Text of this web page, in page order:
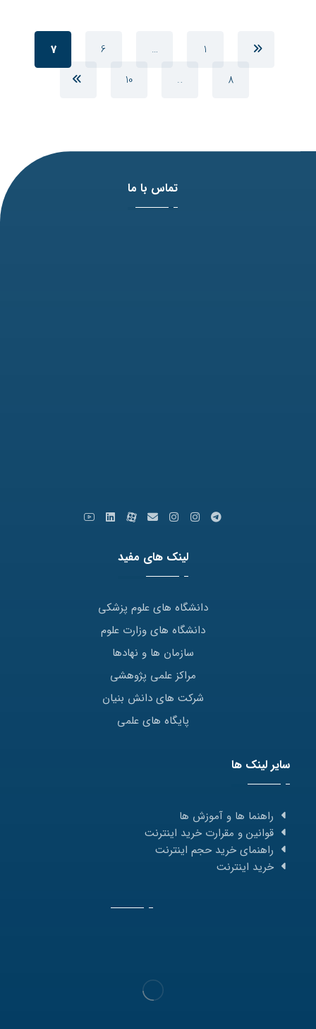
1
…
6
7
8
…
10
تماس با ما
لینک های مفید
دانشگاه های علوم پزشکی
دانشگاه های وزارت علوم
سازمان ها و نهادها
مراکز علمی پژوهشی
شرکت های دانش بنیان
پایگاه های علمی
سایر لینک ها
راهنما ها و آموزش ها
قوانین و مقرارت خرید اینترنت
راهنمای خرید حجم اینترنت
خرید اینترنت